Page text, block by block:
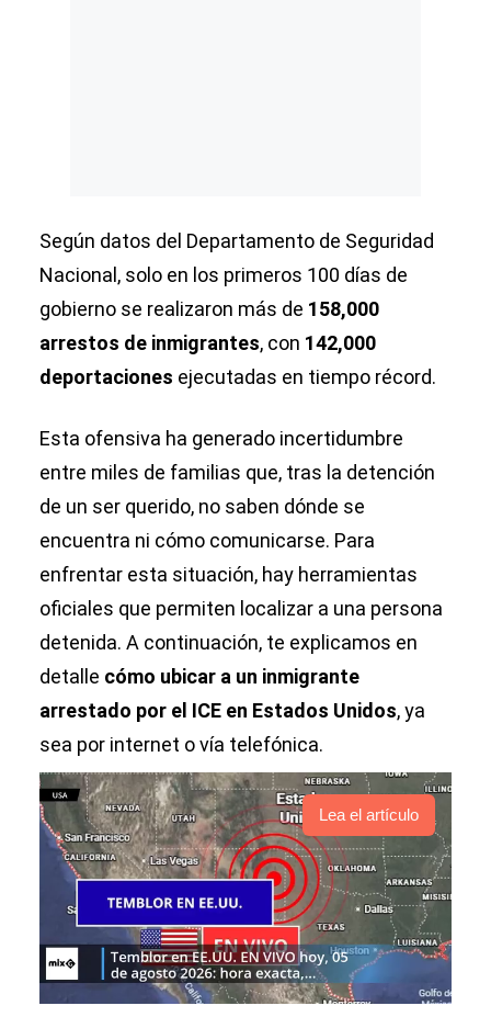
Según datos del Departamento de Seguridad
Nacional, solo en los primeros 100 días de
gobierno se realizaron más de 158,000
arrestos de inmigrantes, con 142,000
deportaciones ejecutadas en tiempo récord.
Esta ofensiva ha generado incertidumbre
entre miles de familias que, tras la detención
de un ser querido, no saben dónde se
encuentra ni cómo comunicarse. Para
enfrentar esta situación, hay herramientas
oficiales que permiten localizar a una persona
detenida. A continuación, te explicamos en
detalle cómo ubicar a un inmigrante
arrestado por el ICE en Estados Unidos, ya
sea por internet o vía telefónica.
Lea el artículo